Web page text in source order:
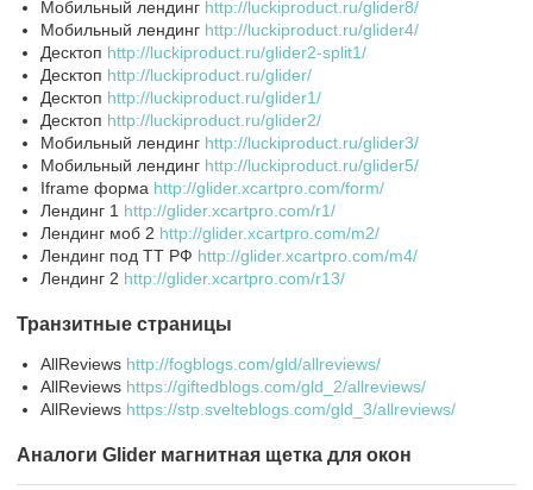
Мобильный лендинг http://luckiproduct.ru/glider8/
Мобильный лендинг http://luckiproduct.ru/glider4/
Десктоп http://luckiproduct.ru/glider2-split1/
Десктоп http://luckiproduct.ru/glider/
Десктоп http://luckiproduct.ru/glider1/
Десктоп http://luckiproduct.ru/glider2/
Мобильный лендинг http://luckiproduct.ru/glider3/
Мобильный лендинг http://luckiproduct.ru/glider5/
Iframe форма http://glider.xcartpro.com/form/
Лендинг 1 http://glider.xcartpro.com/r1/
Лендинг моб 2 http://glider.xcartpro.com/m2/
Лендинг под ТТ РФ http://glider.xcartpro.com/m4/
Лендинг 2 http://glider.xcartpro.com/r13/
Транзитные страницы
AllReviews http://fogblogs.com/gld/allreviews/
AllReviews https://giftedblogs.com/gld_2/allreviews/
AllReviews https://stp.svelteblogs.com/gld_3/allreviews/
Аналоги Glider магнитная щетка для окон